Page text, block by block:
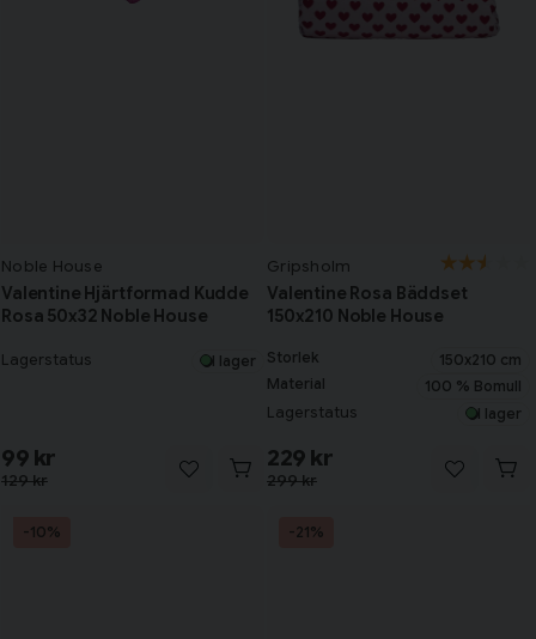
Noble House
Valentine Hjärtformad Kudde
Rosa 50x32 Noble House
Lagerstatus I lager
129 kr
99 kr
Gripsholm
Valentine Rosa Bäddset
150x210 Noble House
Storlek
150x210 cm
Material
100 % Bomull
Lagerstatus I lager
299 kr
229 kr
-10% -21%
Tillagd i varukorgen
Har du alla tillbehör?
Till varukorg